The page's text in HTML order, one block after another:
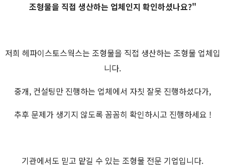
조형물을 직접 생산하는 업체인지 확인하셨나요?"
저희 헤파이스토스웍스는 조형물을 직접 생산하는 조형물 업체입
니다.
중개, 컨설팅만 진행하는 업체에서 자칫 잘못 진행하셨다가,
추후 문제가 생기지 않도록 꼼꼼히 확인하시고 진행하세요 !
기관에서도 믿고 맡길 수 있는 조형물 전문 기업입니다.